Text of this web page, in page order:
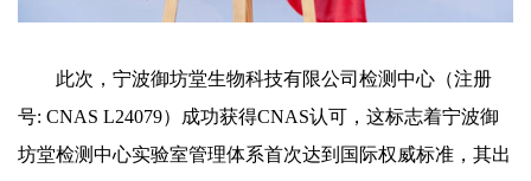
此次，宁波御坊堂生物科技有限公司检测中心（注册
号: CNAS L24079）成功获得CNAS认可，这标志着宁波御
坊堂检测中心实验室管理体系首次达到国际权威标准，其出